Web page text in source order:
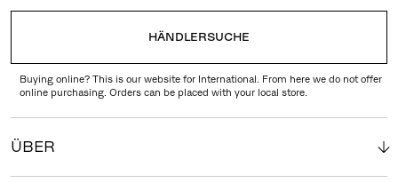
HÄNDLERSUCHE
Buying online? This is our website for International. From here we do not offer
online purchasing. Orders can be placed with your local store.
ÜBER